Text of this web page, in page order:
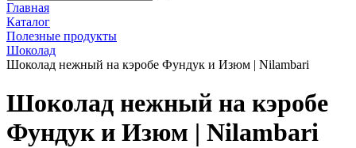
Главная
Каталог
Полезные продукты
Шоколад
Шоколад нежный на кэробе Фундук и Изюм | Nilambari
Шоколад нежный на кэробе
Фундук и Изюм | Nilambari